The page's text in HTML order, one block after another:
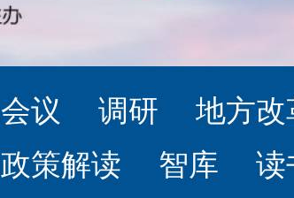
会议 调研 地方改
政策解读 智库 读